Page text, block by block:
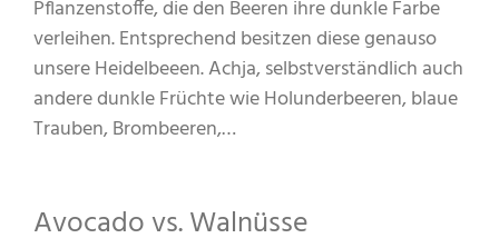
Pflanzenstoffe, die den Beeren ihre dunkle Farbe
verleihen. Entsprechend besitzen diese genauso
unsere Heidelbeeen. Achja, selbstverständlich auch
andere dunkle Früchte wie Holunderbeeren, blaue
Trauben, Brombeeren,…
Avocado vs. Walnüsse